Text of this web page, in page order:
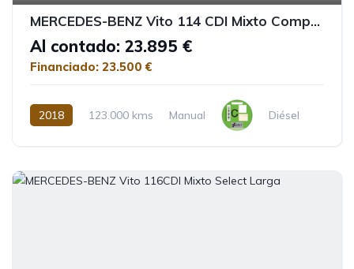
MERCEDES-BENZ Vito 114 CDI Mixto Compacta
Al contado: 23.895 €
Financiado: 23.500 €
2018 123.000 kms Manual Diésel